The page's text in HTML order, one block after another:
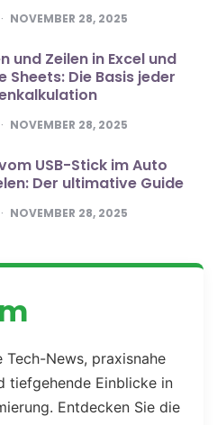
NOVEMBER 28, 2025
und Zeilen in Excel und
Sheets: Die Basis jeder
NOVEMBER 28, 2025
USB-Stick im Auto
Der ultimative Guide
NOVEMBER 28, 2025
Tech-News, praxisnahe
tiefgehende Einblicke in
Entdecken Sie die